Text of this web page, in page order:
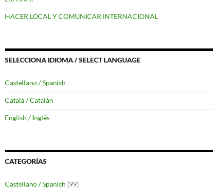
HACER LOCAL Y COMUNICAR INTERNACIONAL
SELECCIONA IDIOMA / SELECT LANGUAGE
Castellano / Spanish
Català / Catalán
English / Inglés
CATEGORÍAS
Castellano / Spanish (99)